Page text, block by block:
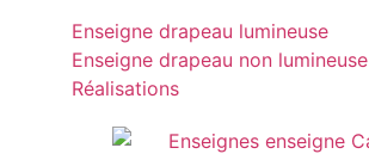
Enseigne drapeau lumineuse
Enseigne drapeau non lumineuse
Réalisations